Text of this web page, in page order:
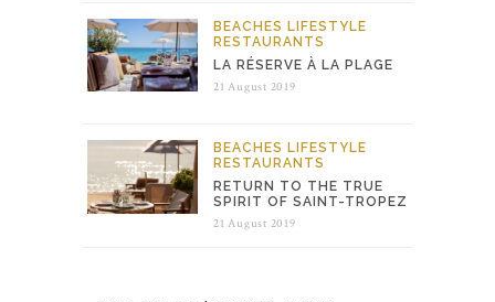
BEACHES LIFESTYLE
RESTAURANTS
LA RÉSERVE À LA PLAGE
21 August 2019
BEACHES LIFESTYLE
RESTAURANTS
RETURN TO THE TRUE
SPIRIT OF SAINT-TROPEZ
21 August 2019